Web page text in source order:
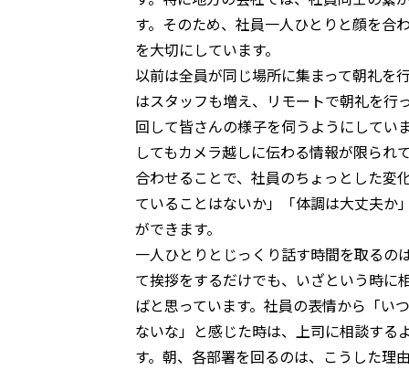
す。そのため、社員一人ひとりと顔を合
を大切にしています。
以前は全員が同じ場所に集まって朝礼を
はスタッフも増え、リモートで朝礼を行
回して皆さんの様子を伺うようにしてい
してもカメラ越しに伝わる情報が限られ
合わせることで、社員のちょっとした変
ていることはないか」「体調は大丈夫か
ができます。
一人ひとりとじっくり話す時間を取るの
て挨拶をするだけでも、いざという時に
ばと思っています。社員の表情から「い
ないな」と感じた時は、上司に相談する
す。朝、各部署を回るのは、こうした理